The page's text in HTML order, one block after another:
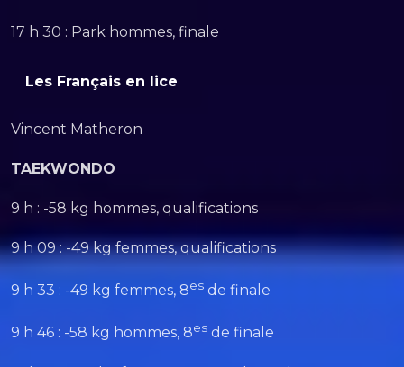
17 h 30 : Park hommes, finale
Les Français en lice
Vincent Matheron
TAEKWONDO
9 h : -58 kg hommes, qualifications
9 h 09 : -49 kg femmes, qualifications
9 h 33 : -49 kg femmes, 8es de finale
9 h 46 : -58 kg hommes, 8es de finale